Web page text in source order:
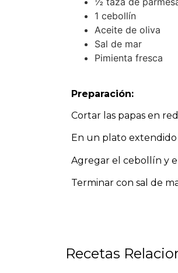
1 cebollín
Aceite de oliva
Sal de mar
Pimienta fresca
Preparación:
Cortar las papas en
En un plato extendido
Agregar el cebollín y
Terminar con sal de
Recetas